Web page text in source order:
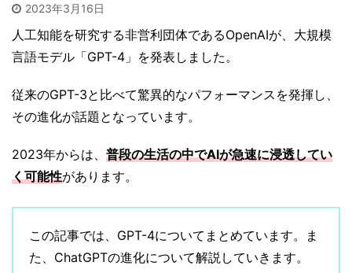
2023年3月16日
人工知能を研究する非営利団体であるOpenAIが、大規模
言語モデル「GPT-4」を発表しました。
従来のGPT-3と比べて驚異的なパフォーマンスを発揮し、
その進化が話題となっています。
2023年からは、 普段の生活の中でAIが急速に浸透してい
く可能性があります。
この記事では、GPT-4についてまとめています。ま
た、ChatGPTの進化について解説していきます。